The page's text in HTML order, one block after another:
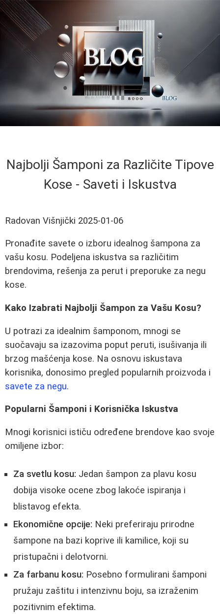
Najbolji Šamponi za Različite Tipove
Kose - Saveti i Iskustva
Radovan Višnjički 2025-01-06
Pronađite savete o izboru idealnog šampona za
vašu kosu. Podeljena iskustva sa različitim
brendovima, rešenja za perut i preporuke za negu
kose.
Kako Izabrati Najbolji Šampon za Vašu Kosu?
U potrazi za idealnim šamponom, mnogi se
suočavaju sa izazovima poput peruti, isušivanja ili
brzog mašćenja kose. Na osnovu iskustava
korisnika, donosimo pregled popularnih proizvoda i
savete za negu.
Popularni Šamponi i Korisnička Iskustva
Mnogi korisnici ističu određene brendove kao svoje
omiljene izbor:
Za svetlu kosu: Jedan šampon za plavu kosu
dobija visoke ocene zbog lakoće ispiranja i
blistavog efekta.
Ekonomične opcije: Neki preferiraju prirodne
šampone na bazi koprive ili kamilice, koji su
pristupačni i delotvorni.
Za farbanu kosu: Posebno formulirani šamponi
pružaju zaštitu i intenzivnu boju, sa izraženim
pozitivnim efektima.